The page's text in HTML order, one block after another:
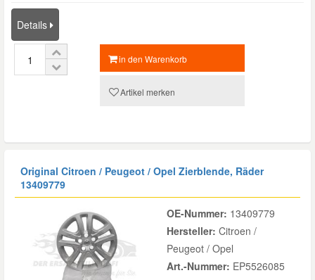
Details
in den Warenkorb
Artikel merken
Original Citroen / Peugeot / Opel Zierblende, Räder
13409779
OE-Nummer: 13409779
Hersteller: Citroen /
Peugeot / Opel
Art.-Nummer: EP5526085